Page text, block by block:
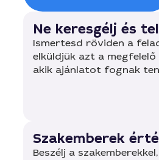
Ne keresgélj és
Ismertesd röviden a
elküldjük azt a megfelelő
akik ajánlatot fognak
Szakemberek
Beszélj a